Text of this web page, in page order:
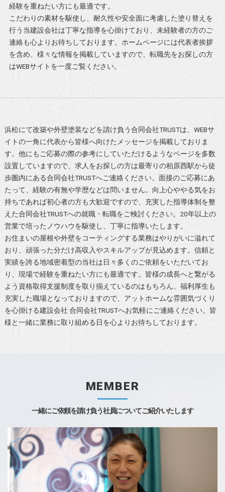
経験を重ねたい方にも最適です。
こだわりの素材を駆使し、耐久性や安全面に考慮した塗り替えを
行う当建設会社は丁寧な指導を心掛けており、未経験者の方のご
連絡も心よりお待ちしております。ホームページには代表者挨拶
を含め、様々な情報を掲載していますので、転職先をお探しの方
はWEBサイトを一度ご覧ください。
浜松にて改築や外壁塗装などを請け負う合同会社TRUSTは、WEBサ
イトの一角に代表から皆様へ向けたメッセージを掲載しておりま
す。他にもご応募の際の参考にしていただけるようなページを多数
設置していますので、求人をお探しの方は最寄りの柏原西駅から徒
歩圏内にある合同会社TRUSTへご連絡ください。面接のご応募にあ
たって、経験の有無や学歴などは問いません。向上心ややる気をお
持ちであれば初心者の方も大歓迎ですので、充実した指導体制を整
えた合同会社TRUSTへの就職・転職をご検討ください。20年以上の
営業で培ったノウハウを駆使し、丁寧に指導いたします。
お住まいの屋根や外壁をコーティングする業務はやりがいに溢れて
おり、頑張った分だけ高収入やスキルアップが見込めます。信頼と
実績を誇る地域密着型の当社は日々多くのご依頼をいただいてお
り、現場で経験を重ねたい方にも最適です。皆様の成長へと繋がる
よう資格取得支援制度を取り揃えているのはもちろん、福利厚生も
充実した職場となっておりますので、アットホームな雰囲気づくり
を心掛ける建設会社 合同会社TRUSTへお気軽にご連絡ください。皆
様と一緒に業務に取り組める日を心よりお待ちしております。
一緒にご依頼を請け負う社員についてご紹介いたします
MEMBER